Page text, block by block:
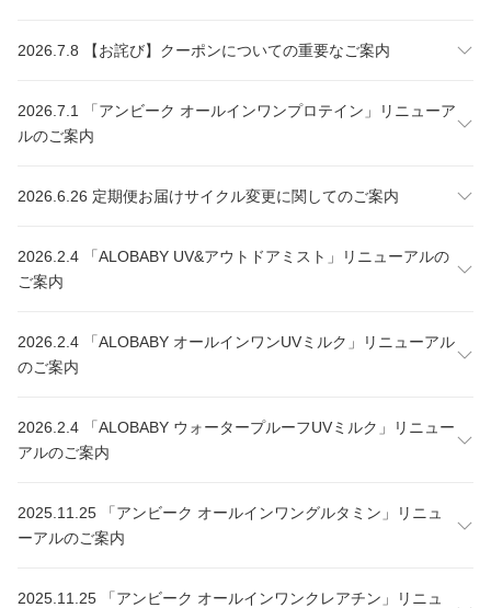
2026.7.8 【お詫び】クーポンについての重要なご案内
2026.7.1 「アンビーク オールインワンプロテイン」リニューア
ルのご案内
2026.6.26 定期便お届けサイクル変更に関してのご案内
2026.2.4 「ALOBABY UV&アウトドアミスト」リニューアルの
ご案内
2026.2.4 「ALOBABY オールインワンUVミルク」リニューアル
のご案内
2026.2.4 「ALOBABY ウォータープルーフUVミルク」リニュー
アルのご案内
2025.11.25 「アンビーク オールインワングルタミン」リニュ
ーアルのご案内
2025.11.25 「アンビーク オールインワンクレアチン」リニュ